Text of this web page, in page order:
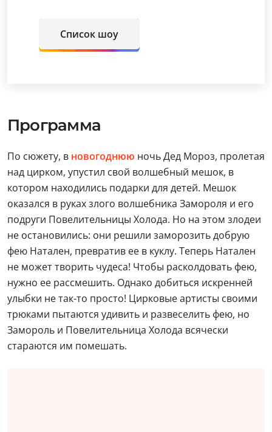
Список шоу
Программа
По сюжету, в новогоднюю ночь Дед Мороз, пролетая
над цирком, упустил свой волшебный мешок, в
котором находились подарки для детей. Мешок
оказался в руках злого волшебника Замороля и его
подруги Повелительницы Холода. Но на этом злодеи
не остановились: они решили заморозить добрую
фею Натален, превратив ее в куклу. Теперь Натален
не может творить чудеса! Чтобы расколдовать фею,
нужно ее рассмешить. Однако добиться искренней
улыбки не так-то просто! Цирковые артисты своими
трюками пытаются удивить и развеселить фею, но
Замороль и Повелительница Холода всячески
стараются им помешать.